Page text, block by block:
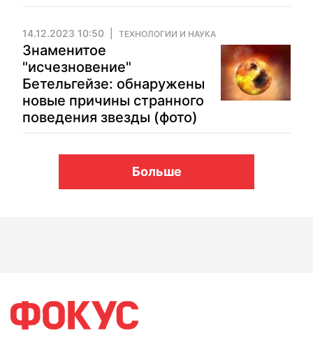
14.12.2023 10:50 ТЕХНОЛОГИИ И НАУКА
Знаменитое
"исчезновение"
Бетельгейзе: обнаружены
новые причины странного
поведения звезды (фото)
Больше